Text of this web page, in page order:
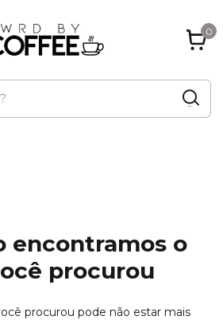
0
encontramos o
procurou
procurou pode não estar mais